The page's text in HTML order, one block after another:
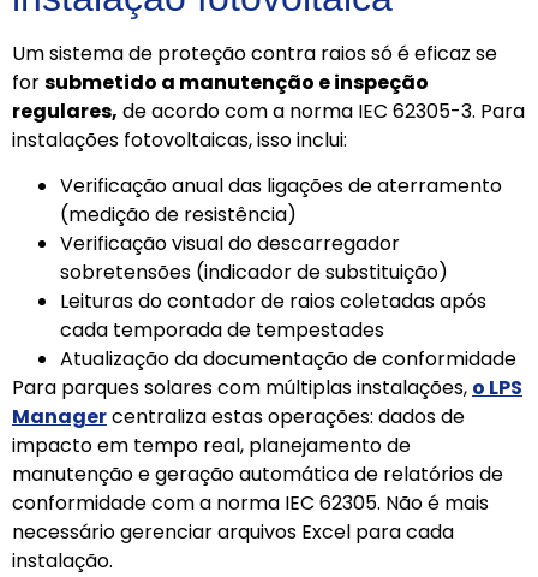
Um sistema de proteção contra raios só é eficaz se
forsubmetido a manutenção e inspeção
regulares, de acordo com a norma IEC 62305-3. Para
instalações fotovoltaicas, isso inclui:
Verificação anual das ligações de aterramento
(medição de resistência)
Verificação visual do descarregador
sobretensões (indicador de substituição)
Leituras do contador de raios coletadas após
cada temporada de tempestades
Atualização da documentação de conformidade
Para parques solares com múltiplas instalações, o LPS
Managercentraliza estas operações: dados de
impacto em tempo real, planejamento de
manutenção e geração automática de relatórios de
conformidade com a norma IEC 62305. Não é mais
necessário gerenciar arquivos Excel para cada
instalação.